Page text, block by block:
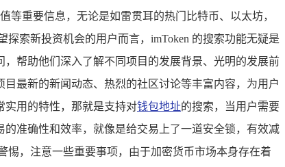
重要信息，无论是如雷贯耳的热门比特币、以太坊，
索新投资机会的用户而言，imToken 的搜索功能无疑是
帮助他们深入了解不同项目的发展背景、光明的发展前
最新的新闻动态、热烈的社区讨论等丰富内容，为用户
实用的特性，那就是支持对钱包地址的搜索，当用户需要
准确性和效率，就像是给交易上了一道安全锁，有效减
惕，注意一些重要事项，由于加密货币市场本身存在着